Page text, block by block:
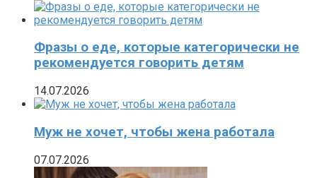
Фразы о еде, которые категорически не
рекомендуется говорить детям
14.07.2026
Муж не хочет, чтобы жена работала
07.07.2026